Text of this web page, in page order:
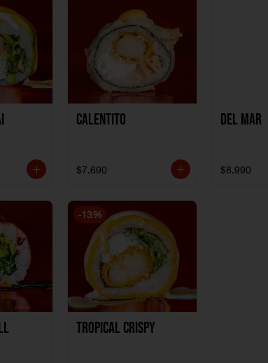
Calentito
$7.690
Del Mar
$8.990
-13%
Tropical crispy